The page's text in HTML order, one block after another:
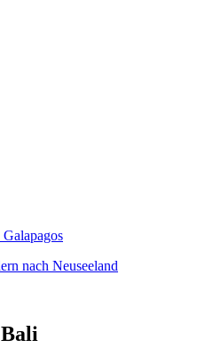
nach Neuseeland